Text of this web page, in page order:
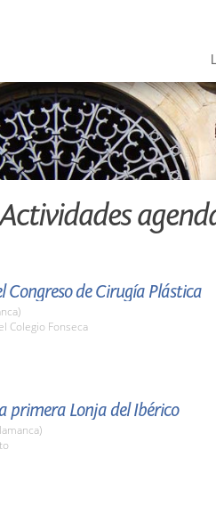
Congreso de Cirugía Plástica
Colegio Fonseca
primera Lonja del Ibérico